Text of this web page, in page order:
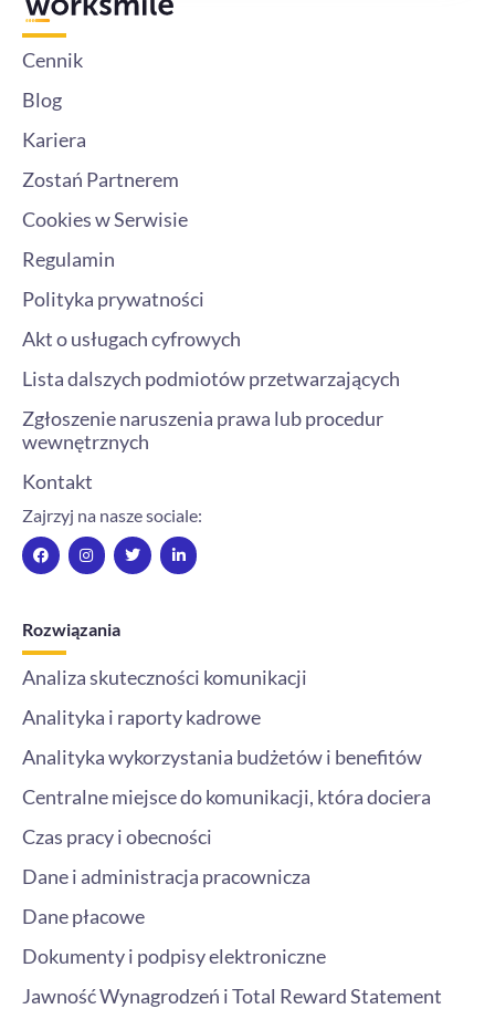
Cennik
Blog
Kariera
Zostań Partnerem
Cookies w Serwisie
Regulamin
Polityka prywatności
Akt o usługach cyfrowych
Lista dalszych podmiotów przetwarzających
Zgłoszenie naruszenia prawa lub procedur
wewnętrznych
Kontakt
Zajrzyj na nasze sociale:
F
a
c
o
k
I
n
s
r
T
w
i
L
i
n
-
i
Rozwiązania
Analiza skuteczności komunikacji
Analityka i raporty kadrowe
Analityka wykorzystania budżetów i benefitów
Centralne miejsce do komunikacji, która dociera
Czas pracy i obecności
Dane i administracja pracownicza
Dane płacowe
Dokumenty i podpisy elektroniczne
Jawność Wynagrodzeń i Total Reward Statement